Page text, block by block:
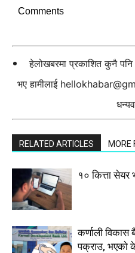
Comments
हेलोखबरमा प्रकाशित कुनै पनि
भए हामीलाई
RELATED ARTICLES MORE
१० कित्ता सेयर
कर्णाली
पक्राउ, भएकाे